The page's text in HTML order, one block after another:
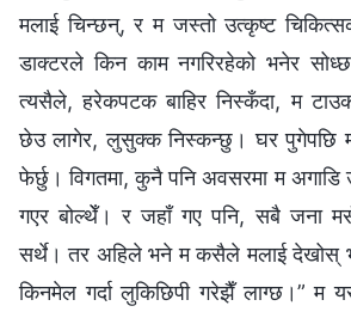
मलाई चिन्छन्, र म जस्तो उत्कृष्ट
डाक्टरले किन काम नगरिरहेको भनेर
त्यसैले, हरेकपटक बाहिर निस्कँदा, म
छेउ लागेर, लुसुक्क निस्कन्छु। घर पुगेपछि
फेर्छु। विगतमा, कुनै पनि अवसरमा म अगाडि
गएर बोल्थेँ। र जहाँ गए पनि, सबै जना
सर्थे। तर अहिले भने म कसैले मलाई देखोस्
किनमेल गर्दा लुकिछिपी गरेझैँ लाग्छ।” म